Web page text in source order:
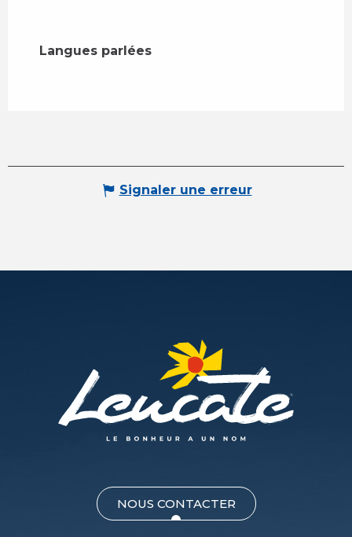
Langues parlées
Langues parlées
Signaler une erreur
NOUS CONTACTER